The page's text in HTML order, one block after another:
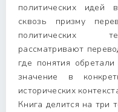
политических идей
сквозь призму
политических
рассматривают
где понятия
значение в
исторических
Книга делится на три